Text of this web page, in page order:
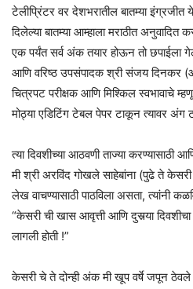
टेलीप्रिंटर वर देशभरातील बातम्या इंग्रजीत
दिलेल्या बातम्या आम्हाला मराठीत अनुवादित
एक पर्यंत सर्व अंक तयार होऊन तो छपाईला
आणि वरिष्ठ उपसंपादक श्री संजय दिनकर
चित्रपट परीक्षक आणि मिश्किल स्वभावाचे
मोठ्या एडिटिंग टेबल पेपर टाकून त्यावर अंग
त्या दिवशीच्या आठवणी ताज्या करण्यासाठी
मी श्री अरविंद गोखले साहेबांना (पुढे ते
लेख वाचण्यासाठी पाठविला असता, त्यांनी
“केसरी ची खास आवृत्ती आणि दुसर्‍या
लागली होती !”
केसरी चे ते दोन्ही अंक मी खूप वर्षे जपून ठेवले